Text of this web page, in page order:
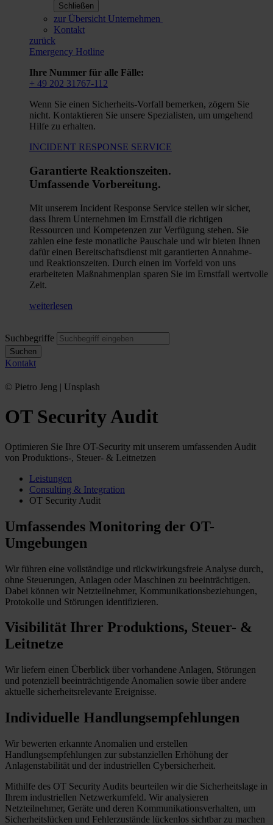
Schließen
zur Übersicht Unternehmen
Kontakt
zurück
Emergency Hotline
Ihre Nummer für alle Fälle:
+ 49 202 31767-112
Wenn Sie einen Sicherheits-Vorfall bemerken, zögern Sie
nicht. Kontaktieren Sie unsere Spezialisten, um umgehend
Hilfe zu erhalten.
INCIDENT RESPONSE SERVICE
Garantierte Reaktionszeiten.
Umfassende Vorbereitung.
Mit unserem Incident Response Service stellen wir sicher,
dass Ihrem Unternehmen im Ernstfall die richtigen
Ressourcen und Kompetenzen zur Verfügung stehen. Sie
zahlen eine feste monatliche Pauschale und wir bieten Ihnen
dafür einen Bereitschaftsdienst mit garantierten Annahme-
und Reaktionszeiten. Durch einen im Vorfeld von uns
erarbeiteten Maßnahmenplan sparen Sie im Ernstfall wertvolle
Zeit.
weiterlesen
Suchbegriffe
Suchen
Kontakt
© Pietro Jeng | Unsplash
OT Security Audit
Optimieren Sie Ihre OT-Security mit unserem umfassenden Audit
von Produktions-, Steuer- & Leitnetzen
Leistungen
Consulting & Integration
OT Security Audit
Umfassendes Monitoring der OT-
Umgebungen
Wir führen eine vollständige und rückwirkungsfreie Analyse durch,
ohne Steuerungen, Anlagen oder Maschinen zu beeinträchtigen.
Dabei können wir Netzteilnehmer, Kommunikationsbeziehungen,
Protokolle und Störungen identifizieren.
Visibilität Ihrer Produktions, Steuer- &
Leitnetze
Wir liefern einen Überblick über vorhandene Anlagen, Störungen
und potenziell beeinträchtigende Anomalien sowie über andere
aktuelle sicherheitsrelevante Ereignisse.
Individuelle Handlungsempfehlungen
Wir bewerten erkannte Anomalien und erstellen
Handlungsempfehlungen zur substanziellen Erhöhung der
Anlagenstabilität und der industriellen Cybersicherheit.
Mithilfe des OT Security Audits beurteilen wir die Sicherheitslage in
Ihrem industriellen Netzwerkumfeld. Wir analysieren
Netzteilnehmer, Geräte und deren Kommunikationsverhalten, um
Sicherheitslücken und Fehlerzustände lückenlos sichtbar zu machen